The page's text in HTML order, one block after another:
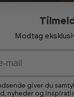
Modtag
giver du
nyheder og